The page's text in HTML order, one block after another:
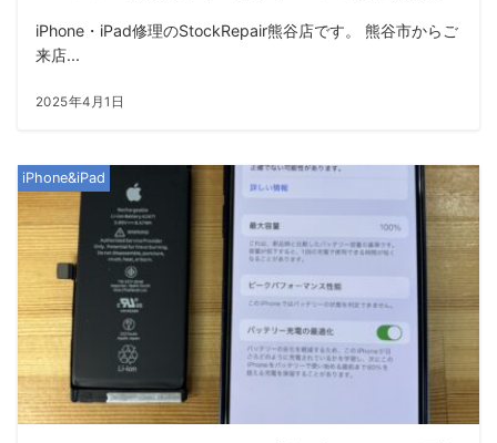
iPhone・iPad修理のStockRepair熊谷店です。 熊谷市からご
来店...
2025年4月1日
iPhone&iPad